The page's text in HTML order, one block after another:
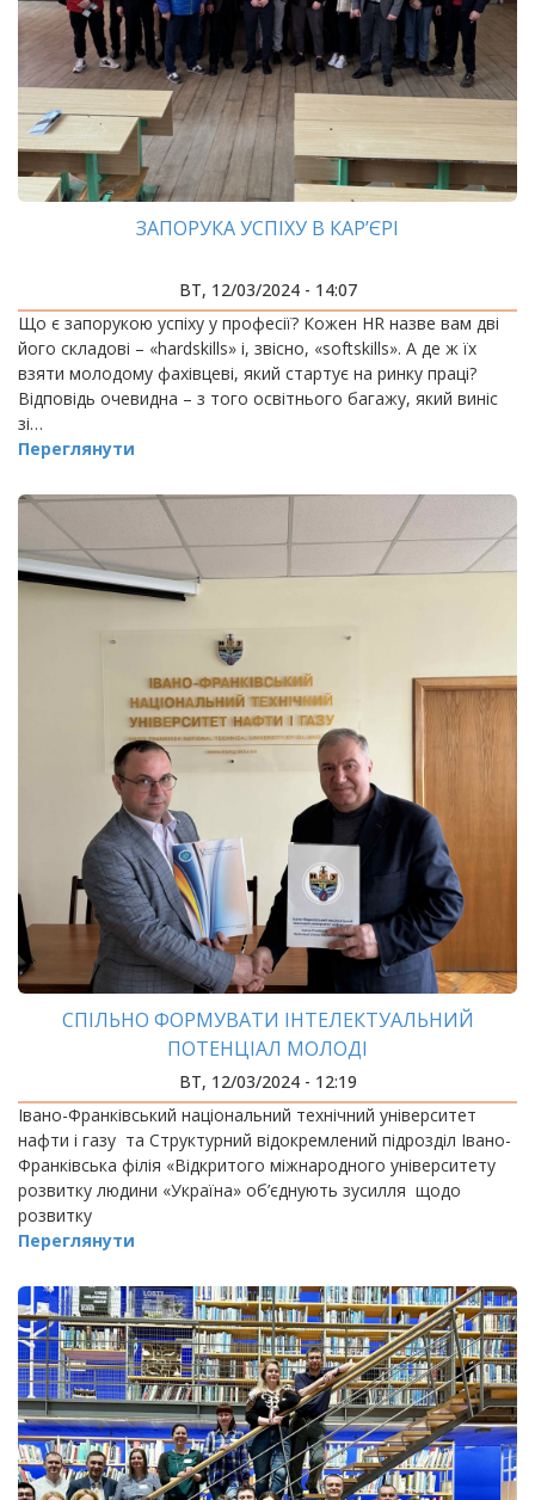
ЗАПОРУКА УСПІХУ В КАР’ЄРІ
ВТ, 12/03/2024 - 14:07
Що є запорукою успіху у професії? Кожен HR назве вам дві
його складові – «hardskills» і, звісно, «softskills». А де ж їх
взяти молодому фахівцеві, який стартує на ринку праці?
Відповідь очевидна – з того освітнього багажу, який виніс
зі…
Переглянути
СПІЛЬНО ФОРМУВАТИ ІНТЕЛЕКТУАЛЬНИЙ
ПОТЕНЦІАЛ МОЛОДІ
ВТ, 12/03/2024 - 12:19
Івано-Франківський національний технічний університет
нафти і газу та Структурний відокремлений підрозділ Івано-
Франківська філія «Відкритого міжнародного університету
розвитку людини «Україна» об’єднують зусилля щодо
розвитку
Переглянути